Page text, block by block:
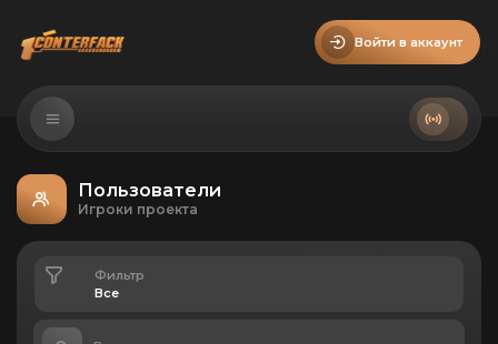
Войти в аккаунт
Пользователи
Игроки проекта
Фильтр